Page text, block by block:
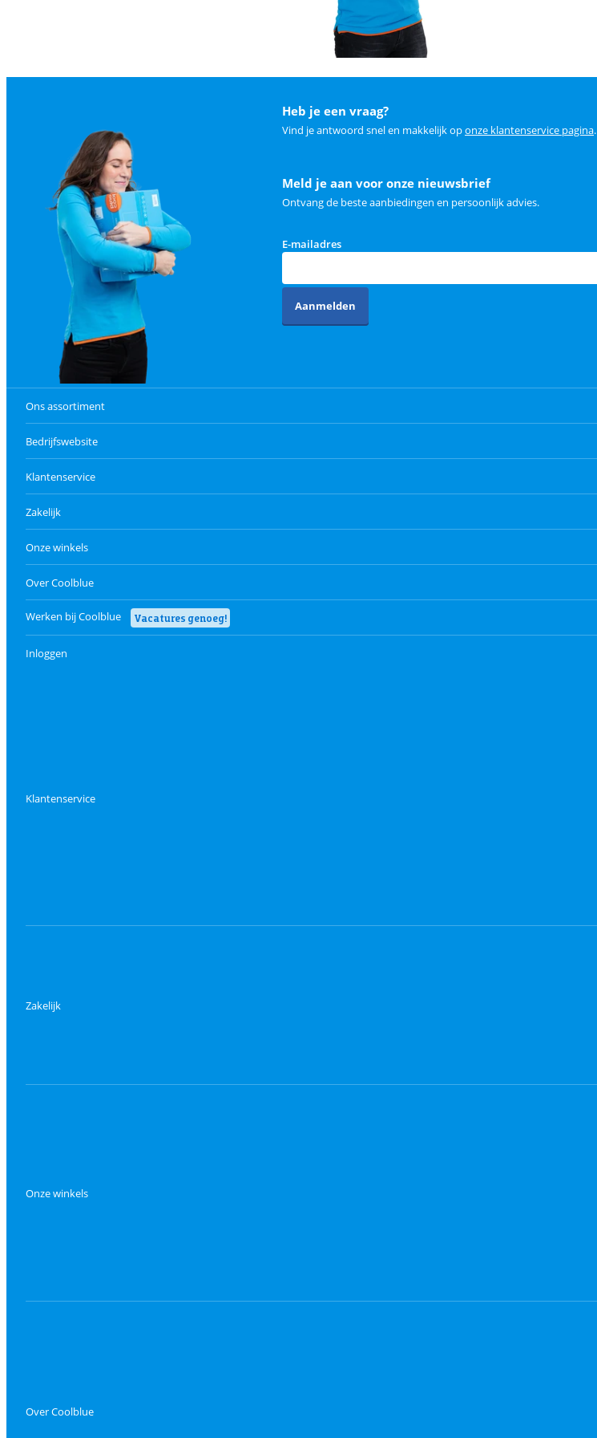
Heb je een vraag?
Vind je antwoord snel en makkelijk oponze klantenservice pagina.
Meld je aan voor onze nieuwsbrief
Ontvang de beste aanbiedingen en persoonlijk advies.
E-mailadres
Aanmelden
Ons assortiment
Bedrijfswebsite
Klantenservice
Zakelijk
Onze winkels
Over Coolblue
Werken bij Coolblue Vacatures genoeg!
Inloggen
Klantenservice
Zakelijk
Onze winkels
Over Coolblue